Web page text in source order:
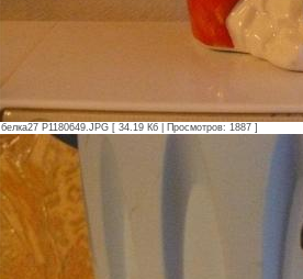
белка27 P1180649.JPG [ 34.19 Кб | Просмотров: 1887 ]